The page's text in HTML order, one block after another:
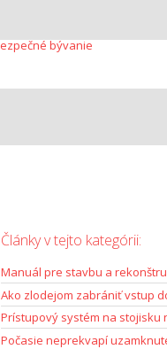
Články v tejto kategórii:
Manuál pre stavbu a
Ako zlodejom zabrániť vstup
Prístupový systém na
Počasie neprekvapí